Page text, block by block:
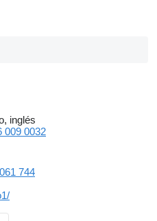
inglés
009 0032
744